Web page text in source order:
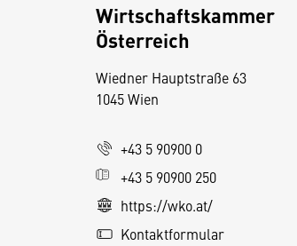
Wirtschaftskammer
Österreich
Wiedner Hauptstraße 63
1045 Wien
+43 5 90900 0
+43 5 90900 250
https://wko.at/
Kontaktformular